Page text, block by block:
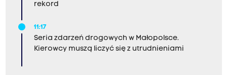
rekord
11:17
Seria zdarzeń drogowych w Małopolsce.
Kierowcy muszą liczyć się z utrudnieniami